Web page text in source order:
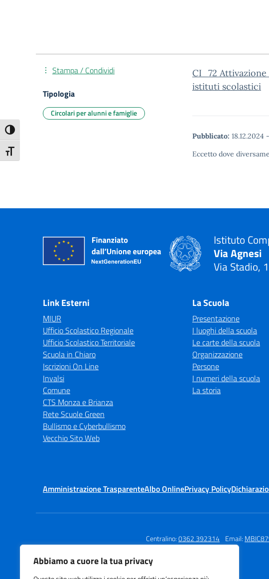
Abbiamo a cuore la tua privacy
Attiva/disattiva alto contrasto
Attiva/disattiva dimensione testo
CI_72
istituti scolastici
Pubblicato: 18.12.2024 -
Eccetto dove
Stampa / Condividi
Tipologia
Circolari per alunni e famiglie
Istituto
Via Agnesi
Via Stadio,
Link Esterni
MIUR
Ufficio Scolastico Regionale
Ufficio Scolastico Territoriale
Scuola in Chiaro
Iscrizioni On Line
Invalsi
Comune
CTS Monza e Brianza
Rete Scuole Green
Bullismo e Cyberbullismo
Vecchio Sito Web
La Scuola
Presentazione
I luoghi della scuola
Le carte della scuola
Organizzazione
Persone
I numeri della scuola
La storia
Amministrazione TrasparenteAlbo OnlinePrivacy Policy
Centralino:0362 392314 Email: